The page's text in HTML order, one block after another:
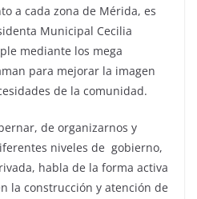
a cada zona de Mérida, es
Municipal Cecilia
mediante los mega
para mejorar la imagen
de la comunidad.
de organizarnos y
niveles de gobierno,
habla de la forma activa
la construcción y atención de